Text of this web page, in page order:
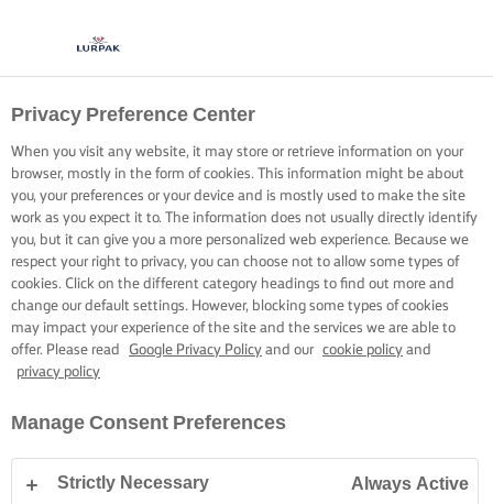
Privacy Preference Center
When you visit any website, it may store or retrieve information on your
browser, mostly in the form of cookies. This information might be about
you, your preferences or your device and is mostly used to make the site
work as you expect it to. The information does not usually directly identify
you, but it can give you a more personalized web experience. Because we
respect your right to privacy, you can choose not to allow some types of
cookies. Click on the different category headings to find out more and
change our default settings. However, blocking some types of cookies
may impact your experience of the site and the services we are able to
offer. Please read
Google Privacy Policy and our cookie policy and
privacy policy
Manage Consent Preferences
Strictly Necessary Always Active